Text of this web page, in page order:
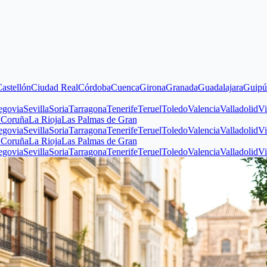
RealCórdobaCuencaGironaGranadaGuadalajaraGuipúzcoa
SoriaTarragonaTenerifeTeruelToledoValenciaValladolidVizcaya
Las Palmas de Gran
SoriaTarragonaTenerifeTeruelToledoValenciaValladolidVizcaya
Las Palmas de Gran
SoriaTarragonaTenerifeTeruelToledoValenciaValladolidVizcaya